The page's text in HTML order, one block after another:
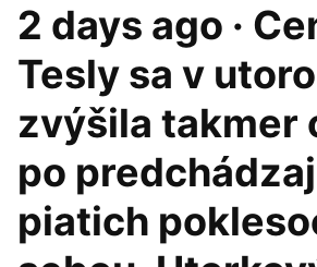
2 days ago ·
Tesly sa v
zvýšila takmer
po
piatich